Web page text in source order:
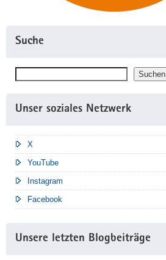
Suche
Suchen
Unser soziales Netzwerk
X
YouTube
Instagram
Facebook
Unsere letzten Blogbeiträge